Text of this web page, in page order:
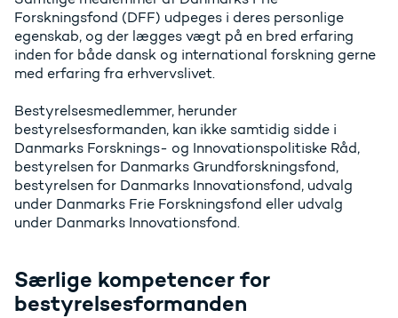
Forskningsfond (DFF) udpeges i deres personlige
egenskab, og der lægges vægt på en bred erfaring
inden for både dansk og international forskning gerne
med erfaring fra erhvervslivet.
Bestyrelsesmedlemmer, herunder
bestyrelsesformanden, kan ikke samtidig sidde i
Danmarks Forsknings- og Innovationspolitiske Råd,
bestyrelsen for Danmarks Grundforskningsfond,
bestyrelsen for Danmarks Innovationsfond, udvalg
under Danmarks Frie Forskningsfond eller udvalg
under Danmarks Innovationsfond.
Særlige kompetencer for
bestyrelsesformanden